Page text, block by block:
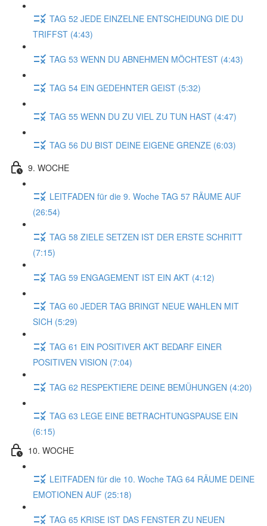
TAG 52 JEDE EINZELNE ENTSCHEIDUNG DIE DU
TRIFFST (4:43)
TAG 53 WENN DU ABNEHMEN MÖCHTEST (4:43)
TAG 54 EIN GEDEHNTER GEIST (5:32)
TAG 55 WENN DU ZU VIEL ZU TUN HAST (4:47)
TAG 56 DU BIST DEINE EIGENE GRENZE (6:03)
9. WOCHE
LEITFADEN für die 9. Woche TAG 57 RÄUME AUF
(26:54)
TAG 58 ZIELE SETZEN IST DER ERSTE SCHRITT
(7:15)
TAG 59 ENGAGEMENT IST EIN AKT (4:12)
TAG 60 JEDER TAG BRINGT NEUE WAHLEN MIT
SICH (5:29)
TAG 61 EIN POSITIVER AKT BEDARF EINER
POSITIVEN VISION (7:04)
TAG 62 RESPEKTIERE DEINE BEMÜHUNGEN (4:20)
TAG 63 LEGE EINE BETRACHTUNGSPAUSE EIN
(6:15)
10. WOCHE
LEITFADEN für die 10. Woche TAG 64 RÄUME DEINE
EMOTIONEN AUF (25:18)
TAG 65 KRISE IST DAS FENSTER ZU NEUEN